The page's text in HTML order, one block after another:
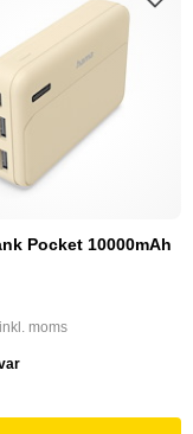
Pocket 10000mAh
inkl. moms